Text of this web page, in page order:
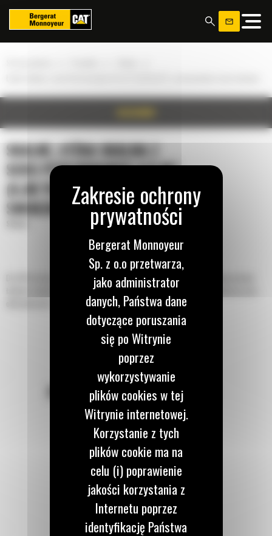
SKALNE, ŁYŻKA SKALNA Z
SERII PERFORMANCE 4,5 M³
(6,00 YD³) Z MOCOWANIEM
SWORZNIOWYM
Do 50% krótszy czas kopania oraz możliwość zachowania do 15% większej ilości
ładunku dzięki łyżce skalnej z serii Performance. Większa wydajność podczas prac
odkrywkowych i podczas usypywania.
POZOSTAŃMY W KONTAKCIE
Zadzwoń do nas
122 100 122
Napisz do nas
Panel zarządzania plikami cookies
Bergerat Monnoyeur
Sp. z o.o przetwarza,
jako administrator
danych, Państwa dane
dotyczące poruszania
się po Witrynie
poprzez
wykorzystywanie
plików cookies w tej
Witrynie internetowej.
Korzystanie z tych
plików cookie ma na
celu (i) poprawienie
jakości korzystania z
Internetu poprzez
identyfikację Państwa